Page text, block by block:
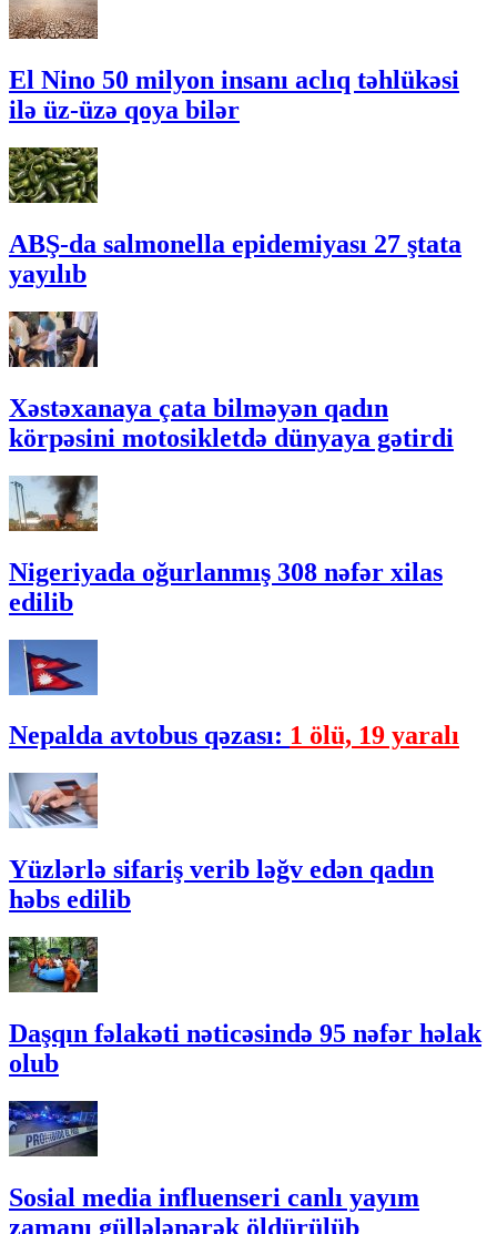
El Nino 50 milyon insanı aclıq təhlükəsi
ilə üz-üzə qoya bilər
ABŞ-da salmonella epidemiyası 27 ştata
yayılıb
Xəstəxanaya çata bilməyən qadın
körpəsini motosikletdə dünyaya gətirdi
Nigeriyada oğurlanmış 308 nəfər xilas
edilib
Nepalda avtobus qəzası: 1 ölü, 19 yaralı
Yüzlərlə sifariş verib ləğv edən qadın
həbs edilib
Daşqın fəlakəti nəticəsində 95 nəfər həlak
olub
Sosial media influenseri canlı yayım
zamanı güllələnərək öldürülüb